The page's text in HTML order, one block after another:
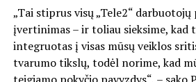
„Tai stiprus visų „Tele2“ darbuotojų
įvertinimas – ir toliau sieksime, kad
integruotas į visas mūsų veiklos
tvarumo tikslų, todėl norime, kad